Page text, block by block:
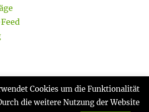
Datenschutzerklärung
Stolz
Cookies um die Funktionalität
die weitere Nutzung der Website